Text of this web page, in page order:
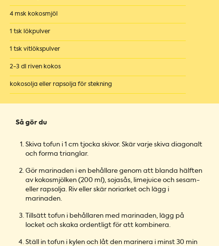
4 msk kokosmjöl
1 tsk lökpulver
1 tsk vitlökspulver
2-3 dl riven kokos
kokosolja eller rapsolja för stekning
Så gör du
Skiva tofun i 1 cm tjocka skivor. Skär varje skiva diagonalt
och forma trianglar.
Gör marinaden i en behållare genom att blanda hälften
av kokosmjölken (200 ml), sojasås, limejuice och sesam-
eller rapsolja. Riv eller skär noriarket och lägg i
marinaden.
Tillsätt tofun i behållaren med marinaden, lägg på
locket och skaka ordentligt för att kombinera.
Ställ in tofun i kylen och låt den marinera i minst 30 min